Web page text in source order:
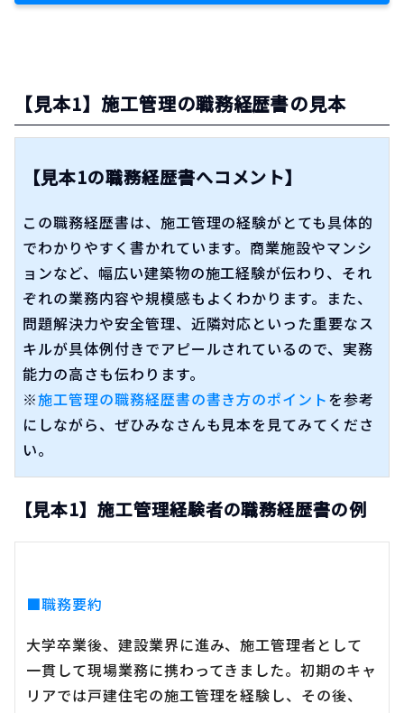
【見本1】施工管理の職務経歴書の見本
【見本1の職務経歴書へコメント】
この職務経歴書は、施工管理の経験がとても具体的
でわかりやすく書かれています。商業施設やマンシ
ョンなど、幅広い建築物の施工経験が伝わり、それ
ぞれの業務内容や規模感もよくわかります。また、
問題解決力や安全管理、近隣対応といった重要なス
キルが具体例付きでアピールされているので、実務
能力の高さも伝わります。
※施工管理の職務経歴書の書き方のポイントを参考
にしながら、ぜひみなさんも見本を見てみてくださ
い。
【見本1】施工管理経験者の職務経歴書の例
■職務要約
大学卒業後、建設業界に進み、施工管理者として
一貫して現場業務に携わってきました。初期のキャ
リアでは戸建住宅の施工管理を経験し、その後、